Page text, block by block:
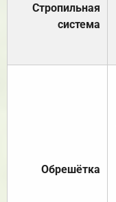
Стропильная
система
Обрешётка